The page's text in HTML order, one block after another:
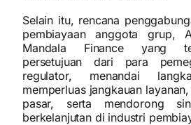
Selain itu, rencana
pembiayaan anggota grup,
Mandala Finance yang
persetujuan dari para
regulator, menandai
memperluas jangkauan
pasar, serta mendorong
berkelanjutan di industri